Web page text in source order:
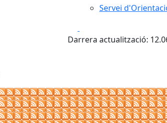
Servei
Darrera actualització: